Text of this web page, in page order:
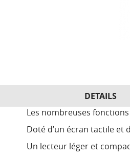
DETAILS
Les nombreuses
Doté d’un écran tactile et
Un lecteur léger et